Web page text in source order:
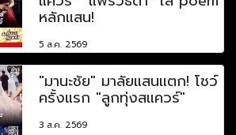
หลักแสน!
5 ส.ค. 2569
"มานะชัย" มาลัยแสนแตก! โชว์
ครั้งแรก "ลูกทุ่งสแควร์"
3 ส.ค. 2569